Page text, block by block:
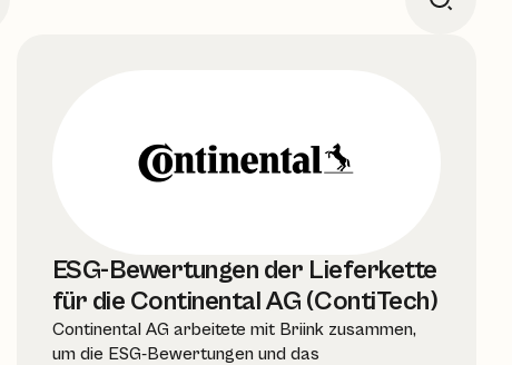
ESG-Bewertungen der Lieferkette
für die Continental AG (ContiTech)
Continental AG arbeitete mit Briink zusammen,
um die ESG-Bewertungen und das